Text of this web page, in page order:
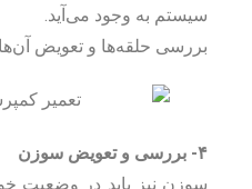
سیستم به وجود می‌آید.
بررسی حلقه‌ها و تعویض
۴- بررسی و تعویض سوزن
سوزن نیز باید در وضعیت